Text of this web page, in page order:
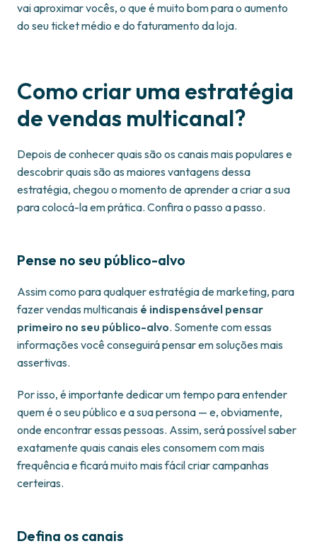
vai aproximar vocês, o que é muito bom para o aumento
do seu ticket médio e do faturamento da loja.
Como criar uma estratégia
de vendas multicanal?
Depois de conhecer quais são os canais mais populares e
descobrir quais são as maiores vantagens dessa
estratégia, chegou o momento de aprender a criar a sua
para colocá-la em prática. Confira o passo a passo.
Pense no seu público-alvo
Assim como para qualquer estratégia de marketing, para
fazer vendas multicanais é indispensável pensar
primeiro no seu público-alvo. Somente com essas
informações você conseguirá pensar em soluções mais
assertivas.
Por isso, é importante dedicar um tempo para entender
quem é o seu público e a sua persona — e, obviamente,
onde encontrar essas pessoas. Assim, será possível saber
exatamente quais canais eles consomem com mais
frequência e ficará muito mais fácil criar campanhas
certeiras.
Defina os canais